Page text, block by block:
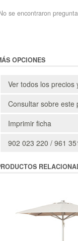
se encontraron
OPCIONES
Ver todos los precios
Consultar sobre este
Imprimir ficha
902 023 220 / 961